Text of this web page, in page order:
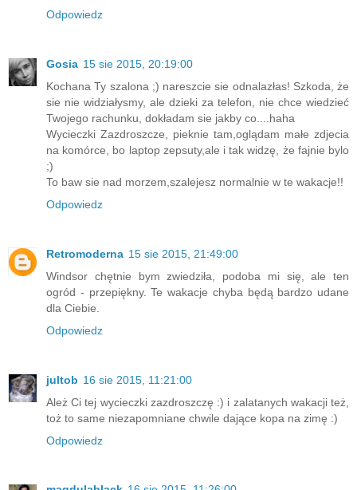
Odpowiedz
Gosia 15 sie 2015, 20:19:00
Kochana Ty szalona ;) nareszcie sie odnalazłas! Szkoda, że
sie nie widziałysmy, ale dzieki za telefon, nie chce wiedzieć
Twojego rachunku, dokładam sie jakby co....haha
Wycieczki Zazdroszcze, pieknie tam,oglądam małe zdjecia
na komórce, bo laptop zepsuty,ale i tak widzę, że fajnie bylo
;)
To baw sie nad morzem,szalejesz normalnie w te wakacje!!
Odpowiedz
Retromoderna 15 sie 2015, 21:49:00
Windsor chętnie bym zwiedziła, podoba mi się, ale ten
ogród - przepiękny. Te wakacje chyba będą bardzo udane
dla Ciebie.
Odpowiedz
jultob 16 sie 2015, 11:21:00
Ależ Ci tej wycieczki zazdroszczę :) i zalatanych wakacji też,
toż to same niezapomniane chwile dające kopa na zimę :)
Odpowiedz